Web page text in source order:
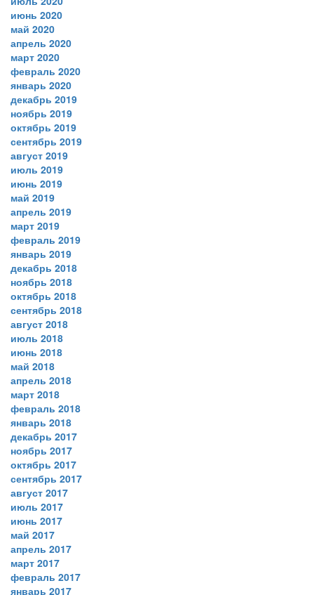
июнь 2020
май 2020
апрель 2020
март 2020
февраль 2020
январь 2020
декабрь 2019
ноябрь 2019
октябрь 2019
сентябрь 2019
август 2019
июль 2019
июнь 2019
май 2019
апрель 2019
март 2019
февраль 2019
январь 2019
декабрь 2018
ноябрь 2018
октябрь 2018
сентябрь 2018
август 2018
июль 2018
июнь 2018
май 2018
апрель 2018
март 2018
февраль 2018
январь 2018
декабрь 2017
ноябрь 2017
октябрь 2017
сентябрь 2017
август 2017
июль 2017
июнь 2017
май 2017
апрель 2017
март 2017
февраль 2017
январь 2017